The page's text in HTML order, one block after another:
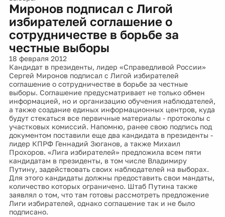
Миронов подписал с Лигой
избирателей соглашение о
сотрудничестве в борьбе за
честные выборы
18 февраля 2012
Кандидат в президенты, лидер «Справедливой России»
Сергей Миронов подписал с Лигой избирателей
соглашение о сотрудничестве в борьбе за честные
выборы. Соглашение предусматривает не только обмен
информацией, но и организацию обучения наблюдателей,
а также создание единых информационных центров, куда
будут стекаться все первичные материалы - протоколы с
участковых комиссий. Напомню, ранее свою подпись под
документом поставили еще два кандидата в президенты -
лидер КПРФ Геннадий Зюганов, а также Михаил
Прохоров. «Лига избирателей» предложила всем пяти
кандидатам в президенты, в том числе Владимиру
Путину, задействовать своих наблюдателей на выборах.
Для этого кандидаты должны предоставить свои мандаты,
количество которых ограничено. Штаб Путина также
заявлял о том, что там готовы рассмотреть предложение
Лиги избирателей, однако соглашение так и не было
подписано.